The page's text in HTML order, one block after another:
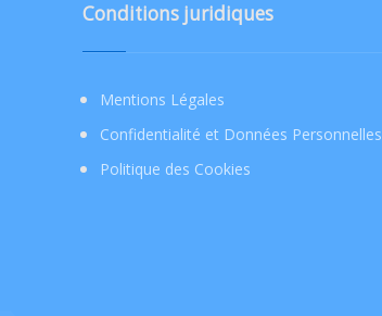
Conditions juridiques
Mentions Légales
Confidentialité et Données Personnelles
Politique des Cookies